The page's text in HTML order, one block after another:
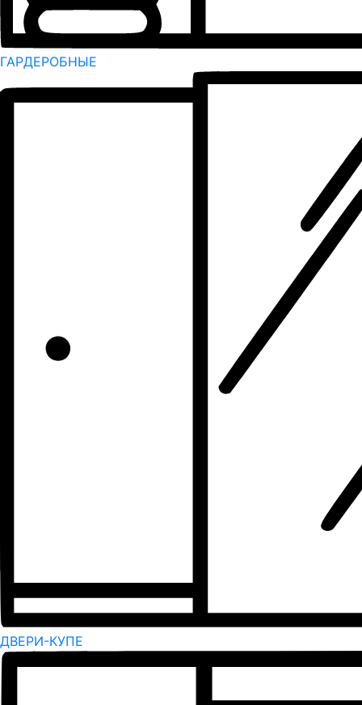
ГАРДЕРОБНЫЕ
ДВЕРИ-КУПЕ